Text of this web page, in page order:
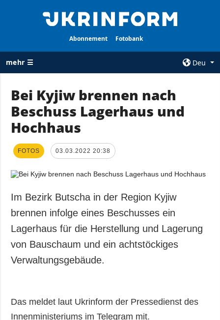
Abonnement Fotobank
mehr ☰
Deu
ALLE
RUBRIKEN
Krieg
Wiederaufbau
Politik
Wirtschaft
Militär
Gesellschaft und
Kultur
Kriminalität
AGENTUR
Politik zur
und zum Schutz
personenbezogener
Daten
ZUSÄTZLICH LEISTUNGEN
Bei Kyjiw brennen nach
Beschuss Lagerhaus und
Hochhaus
FOTOS 03.03.2022 20:38
Im Bezirk Butscha in der Region Kyjiw
brennen infolge eines Beschusses ein
Lagerhaus für die Herstellung und Lagerung
von Bauschaum und ein achtstöckiges
Verwaltungsgebäude.
Das meldet laut Ukrinform der Pressedienst des
Innenministeriums im Telegram mit.